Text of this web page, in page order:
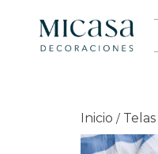
Inicio / Telas